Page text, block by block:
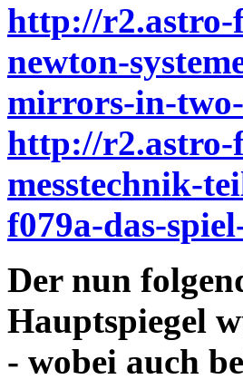
http://r2.astro-
newton-
mirrors-in-
http://r2.astro-
messtechnik-
f079a-das-
Der nun
Hauptspiegel
- wobei auch